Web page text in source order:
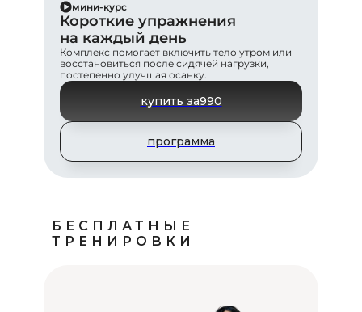
мини-курс
Короткие упражнения
на каждый день
Комплекс помогает включить тело утром или
восстановиться после сидячей нагрузки,
постепенно улучшая осанку.
купить за990
программа
БЕСПЛАТНЫЕ
ТРЕНИРОВКИ